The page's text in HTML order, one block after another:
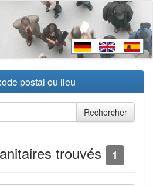
postal ou lieu
trouvés 1